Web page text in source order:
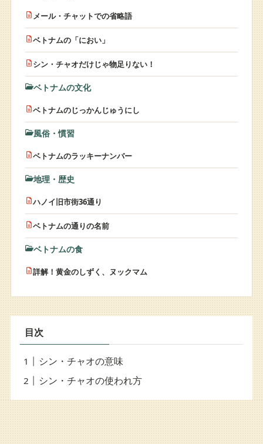
メール・チャットでの省略語
ベトナムの「におい」
シン・チャオだけじゃ物足りない！
ベトナムの文化
ベトナムのじっかんじゅうにし
風俗・慣習
ベトナムのラッキーナンバー
地理・歴史
ハノイ旧市街36通り
ベトナムの通りの名前
ベトナムの食
詳解！黄金のしずく、ヌックマム
目次
シン・チャオの意味
シン・チャオの使われ方